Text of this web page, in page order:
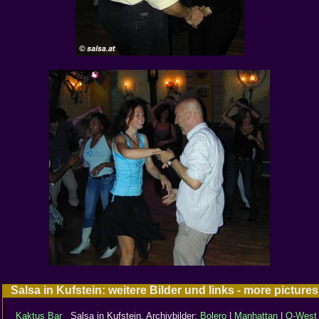
Salsa in Kufstein: weitere Bilder und links - more
Kaktus BarSalsa in Kufstein, Archivbilder: Bolero Manhattan Q-West